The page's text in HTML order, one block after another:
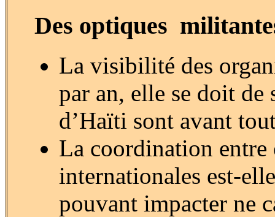
Des optiques
La visibilité des
par an, elle se doit de
d’Haïti sont avant
La coordination entre
internationales est-
pouvant impacter ne